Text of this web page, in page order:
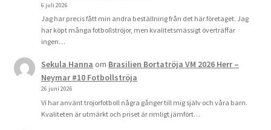
6 juli 2026
Jag har precis fått min andra beställning från det här företaget. Jag
har köpt många fotbollströjor, men kvalitetsmässigt överträffar
ingen…
Sekula Hanna om Brasilien Bortatröja VM 2026 Herr –
Neymar #10 Fotbollströja
26 juni 2026
Vi har använt trojorfotboll några gånger till mig själv och våra barn.
Kvaliteten är utmärkt och priset är rimligt jämfört…